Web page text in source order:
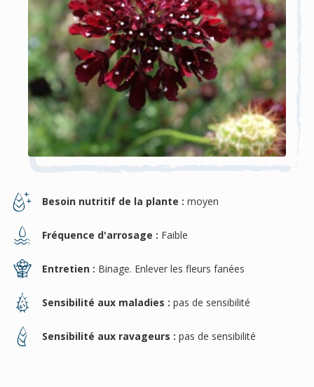
Besoin nutritif de la plante : moyen
Fréquence d'arrosage : Faible
Entretien : Binage. Enlever les fleurs fanées
Sensibilité aux maladies : pas de sensibilité
Sensibilité aux ravageurs : pas de sensibilité